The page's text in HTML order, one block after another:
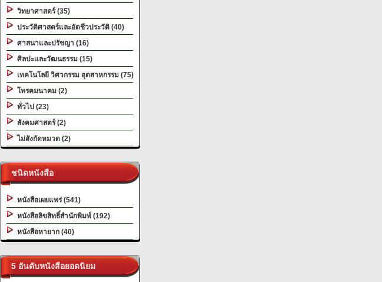
วิทยาศาสตร์ (35)
ประวัติศาสตร์และอัตชีวประวัติ (40)
ศาสนาและปรัชญา (16)
ศิลปะและวัฒนธรรม (15)
เทคโนโลยี วิศวกรรม อุตสาหกรรม (75)
โทรคมนาคม (2)
ทั่วไป (23)
สังคมศาสตร์ (2)
ไม่สังกัดหมวด (2)
ชนิดหนังสือ
หนังสือเผยแพร่ (541)
หนังสือลิขสิทธิ์สำนักพิมพ์ (192)
หนังสือหายาก (40)
5 อันดับหนังสือยอดนิยม